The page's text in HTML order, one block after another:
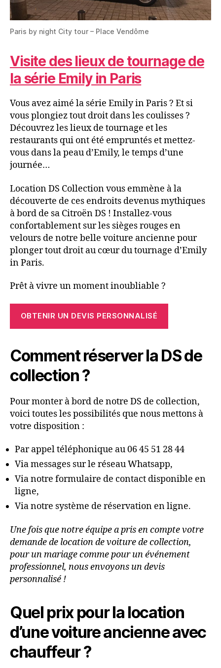
Paris by night City tour – Place Vendôme
Visite des lieux de tournage de
la série Emily in Paris
Vous avez aimé la série Emily in Paris ? Et si
vous plongiez tout droit dans les coulisses ?
Découvrez les lieux de tournage et les
restaurants qui ont été empruntés et mettez-
vous dans la peau d’Emily, le temps d’une
journée…
Location DS Collection vous emmène à la
découverte de ces endroits devenus mythiques
à bord de sa Citroën DS ! Installez-vous
confortablement sur les sièges rouges en
velours de notre belle voiture ancienne pour
plonger tout droit au cœur du tournage d’Emily
in Paris.
Prêt à vivre un moment inoubliable ?
OBTENIR UN DEVIS PERSONNALISÉ
Comment réserver la DS de
collection ?
Pour monter à bord de notre DS de collection,
voici toutes les possibilités que nous mettons à
votre disposition :
Par appel téléphonique au 06 45 51 28 44
Via messages sur le réseau Whatsapp,
Via notre formulaire de contact disponible en
ligne,
Via notre système de réservation en ligne.
Une fois que notre équipe a pris en compte votre
demande de location de voiture de collection,
pour un mariage comme pour un événement
professionnel, nous envoyons un devis
personnalisé !
Quel prix pour la location
d’une voiture ancienne avec
chauffeur ?